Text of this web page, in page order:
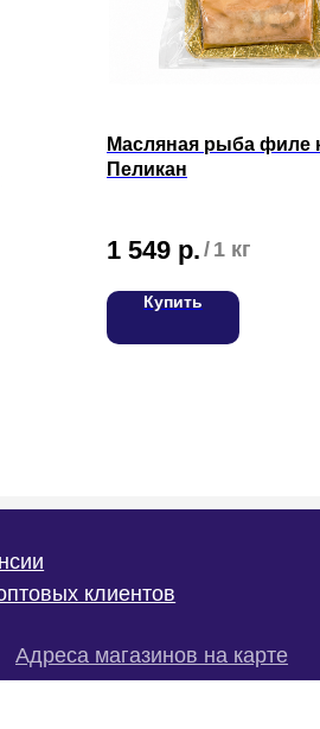
Масляная рыба филе
Пеликан
1 549 р. / 1 кг
Купить